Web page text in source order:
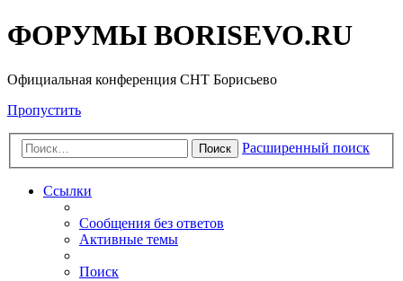
ФОРУМЫ BORISEVO.RU
Официальная конференция СНТ Борисьево
Пропустить
Поиск Расширенный поиск
Ссылки
Сообщения без ответов
Активные темы
Поиск